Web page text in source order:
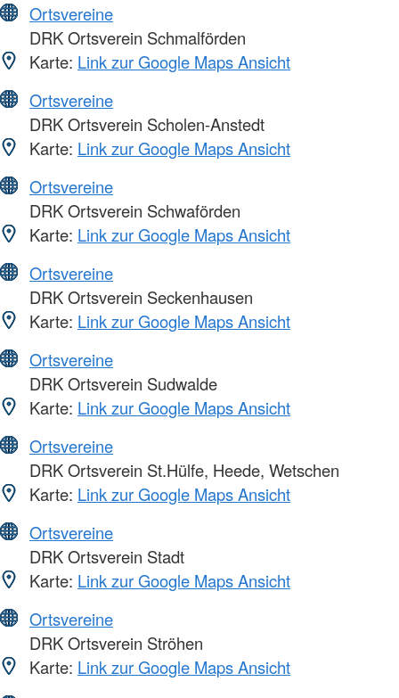
Ortsvereine
DRK Ortsverein Schmalförden
Karte: Link zur Google Maps Ansicht
Ortsvereine
DRK Ortsverein Scholen-Anstedt
Karte: Link zur Google Maps Ansicht
Ortsvereine
DRK Ortsverein Schwaförden
Karte: Link zur Google Maps Ansicht
Ortsvereine
DRK Ortsverein Seckenhausen
Karte: Link zur Google Maps Ansicht
Ortsvereine
DRK Ortsverein Sudwalde
Karte: Link zur Google Maps Ansicht
Ortsvereine
DRK Ortsverein St.Hülfe, Heede, Wetschen
Karte: Link zur Google Maps Ansicht
Ortsvereine
DRK Ortsverein Stadt
Karte: Link zur Google Maps Ansicht
Ortsvereine
DRK Ortsverein Ströhen
Karte: Link zur Google Maps Ansicht